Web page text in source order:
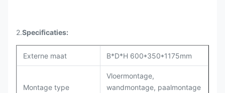
2.Specificaties:
Externe maat B*D*H 600*350*1175mm
Montage type
Vloermontage,
wandmontage, paalmontage